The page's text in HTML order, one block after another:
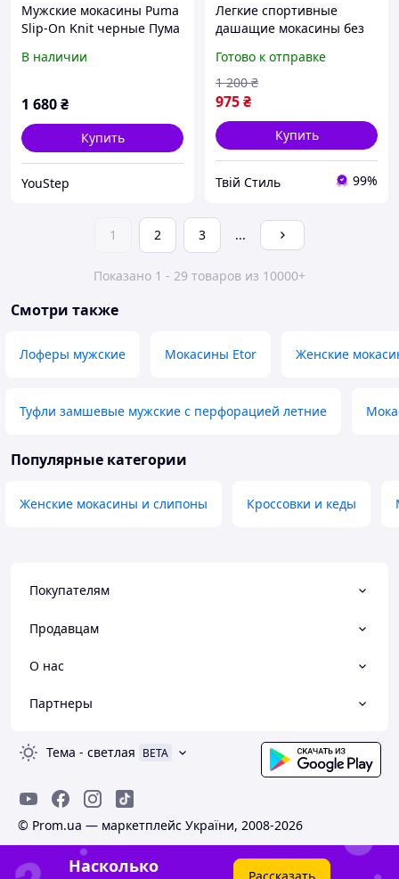
Мужские мокасины Puma
Slip-On Knit черные Пума
летние текстильные
дышащие на каждый
В наличии
1 680₴
Купить
YouStep
Легкие спортивные
дашащие мокасины без
Готово к отправке
975₴
1 200 ₴
Купить
Твій Стиль 99%
1 2 3 ...
Показано 1 - 29 товаров из 10000+
Смотри также
Лоферы мужские Мокасины Etor Женские
Туфли замшевые мужские с перфорацией летние
Популярные категории
Женские мокасины и слипоны Кроссовки и кеды
Покупателям
Продавцам
О нас
Партнеры
Тема - светлая BETA
© Prom.ua — маркетплейс України, 2008-2026
Насколько